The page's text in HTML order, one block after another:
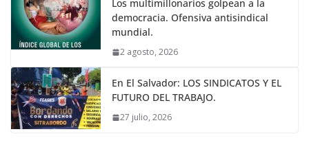
Los multimillonarios golpean a la
democracia. Ofensiva antisindical
mundial.
2 agosto, 2026
En El Salvador: LOS SINDICATOS Y EL
FUTURO DEL TRABAJO.
27 julio, 2026